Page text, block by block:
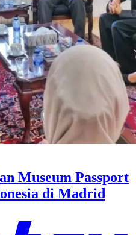
Museum Passport
di Madrid